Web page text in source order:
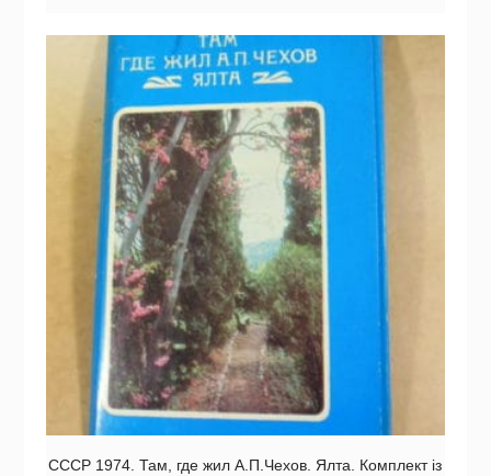
СССР 1974. Там, где жил А.П.Чехов. Ялта. Комплект із